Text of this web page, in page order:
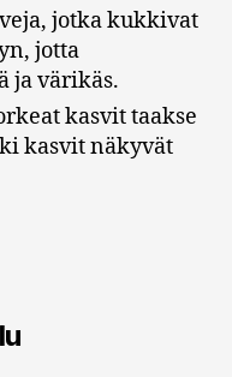
jotka kukkivat
jotta
ja värikäs.
kasvit taakse
kasvit näkyvät